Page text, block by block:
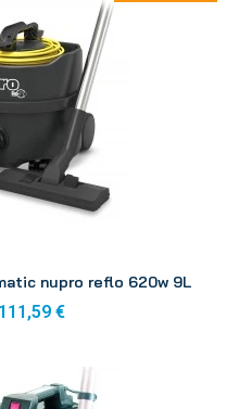
nupro reflo 620w 9L
111,59 €